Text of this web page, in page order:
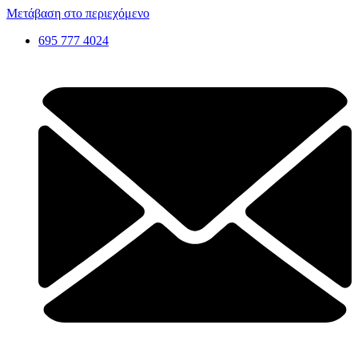
Μετάβαση στο περιεχόμενο
695 777 4024